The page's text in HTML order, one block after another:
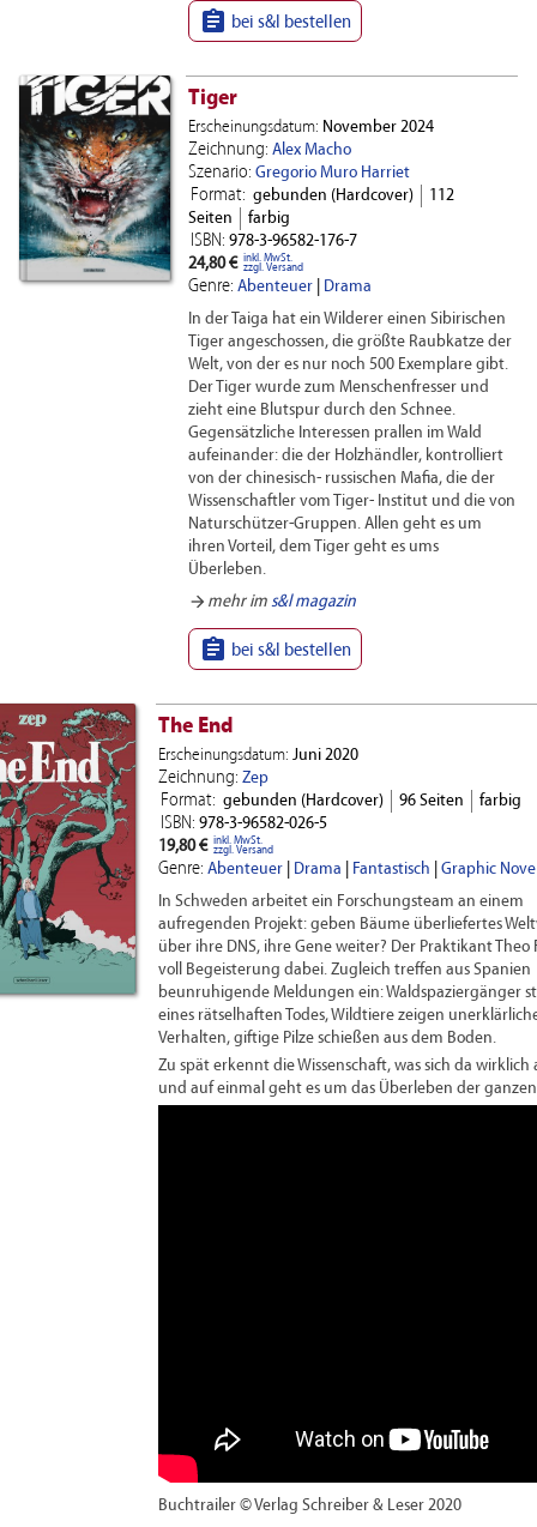
 bei s&l bestellen
Tiger
Erscheinungsdatum: November 2024
Zeichnung: Alex Macho
Szenario: Gregorio Muro Harriet
Format: gebunden (Hardcover)
112
Seiten
farbig
ISBN: 978-3-96582-176-7
24,80 € inkl. MwSt.
zzgl. Versand
Genre: Abenteuer| Drama
In der Taiga hat ein Wilderer einen Sibirischen
Tiger angeschossen, die größte Raubkatze der
Welt, von der es nur noch 500 Exemplare gibt.
Der Tiger wurde zum Menschenfresser und
zieht eine Blutspur durch den Schnee.
Gegensätzliche Interessen prallen im Wald
aufeinander: die der Holzhändler, kontrolliert
von der chinesisch- russischen Mafia, die der
Wissenschaftler vom Tiger- Institut und die von
Naturschützer-Gruppen. Allen geht es um
ihren Vorteil, dem Tiger geht es ums
Überleben.
arrow_forward mehr im s&l magazin
 bei s&l bestellen
The End
Erscheinungsdatum: Juni 2020
Zeichnung: Zep
Format: gebunden (Hardcover) 96 Seiten farbig
ISBN: 978-3-96582-026-5
19,80 € inkl. MwSt.
zzgl. Versand
Genre: Abenteuer Drama Fantastisch |Graphic
In Schweden arbeitet ein Forschungsteam an einem
aufregenden Projekt: geben Bäume überliefertes
über ihre DNS, ihre Gene weiter? Der Praktikant Theo
voll Begeisterung dabei. Zugleich treffen aus Spanien
beunruhigende Meldungen ein: Waldspaziergänger
eines rätselhaften Todes, Wildtiere zeigen
Verhalten, giftige Pilze schießen aus dem Boden.
Zu spät erkennt die Wissenschaft, was sich da
und auf einmal geht es um das Überleben der ganzen
Buchtrailer © Verlag Schreiber & Leser 2020